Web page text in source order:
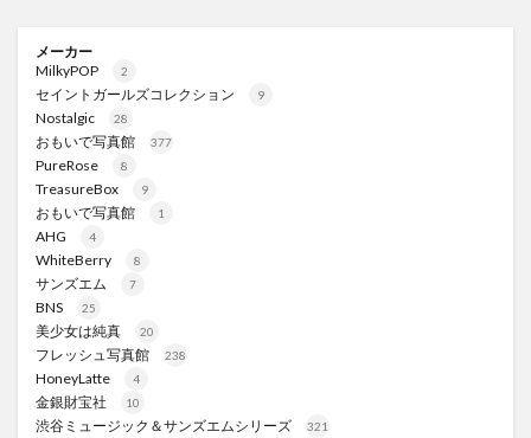
メーカー
MilkyPOP
2
セイントガールズコレクション 9
Nostalgic 28
おもいで写真館 377
PureRose 8
TreasureBox 9
おもいで写真館 1
AHG 4
WhiteBerry 8
サンズエム 7
BNS 25
美少女は純真 20
フレッシュ写真館 238
HoneyLatte 4
金銀財宝社 10
渋谷ミュージック＆サンズエムシリーズ 321